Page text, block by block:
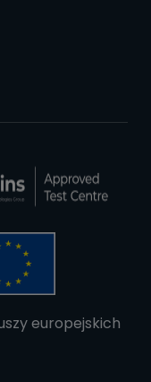
europejskich